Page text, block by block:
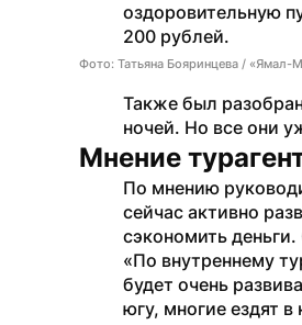
оздоровительную
200 рублей.
Фото: Татьяна Бояринцева / «Ямал-
Также был
ночей. Но все они
Мнение
По мнению
сейчас активно
сэкономить
«По внутреннему
будет очень
югу, многие ездят